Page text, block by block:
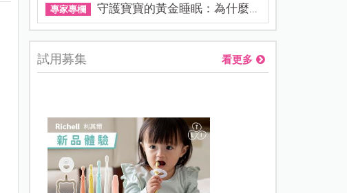
專家專欄 守護寶寶的黃金睡眠：為什麼...
試用募集 看更多